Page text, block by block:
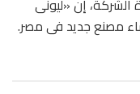
إن «ليونى